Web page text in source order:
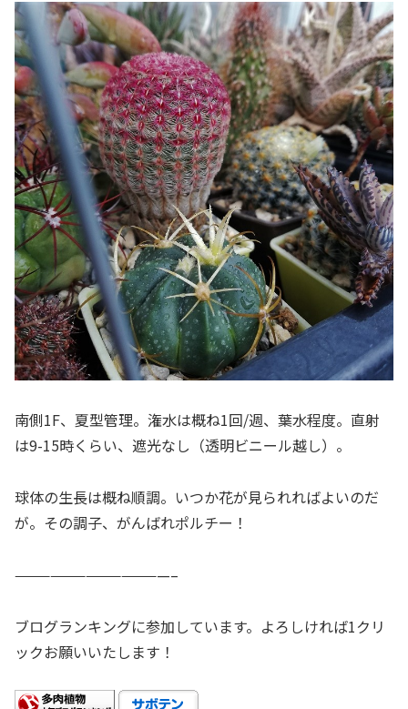
南側1F、夏型管理。潅水は概ね1回/週、葉水程度。直射
は9-15時くらい、遮光なし（透明ビニール越し）。
球体の生長は概ね順調。いつか花が見られればよいのだ
が。その調子、がんばれポルチー！
—————————————–
ブログランキングに参加しています。よろしければ1クリ
ックお願いいたします！